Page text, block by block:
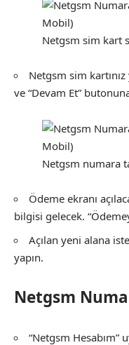
Netgsm sim kart
Netgsm sim
ve “Devam Et”
Netgsm numara
Ödeme ekranı
bilgisi gelecek.
Açılan yeni alana
yapın.
Netgsm
“Netgsm Hesabım”